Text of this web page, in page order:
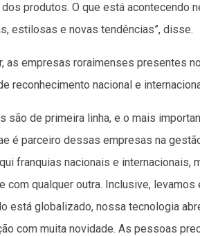
produtos. O que está acontecendo
estilosas e novas tendências”, disse.
as empresas roraimenses presentes
reconhecimento nacional e
são de primeira linha, e o mais
é parceiro dessas empresas na
franquias nacionais e internacionais,
com qualquer outra. Inclusive,
está globalizado, nossa tecnologia
com muita novidade. As pessoas